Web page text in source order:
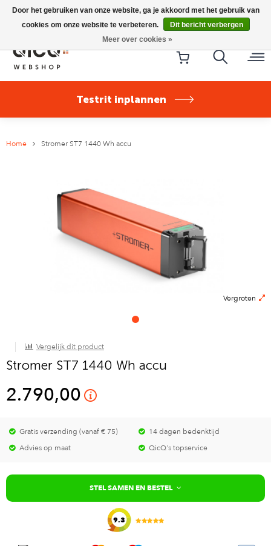
Riese & Müller Nevo5 Silent Core nu direct uit voorraad
leverbaar!
Testrit inplannen
Home Stromer ST7 1440 Wh accu
Vergroten
Vergelijk dit product
Stromer ST7 1440 Wh accu
2.790,00
Gratis verzending (vanaf € 75)
14 dagen bedenktijd
Advies op maat
QicQ's topservice
STEL SAMEN EN BESTEL
9.3
Door het gebruiken van onze website, ga je akkoord met het gebruik van
cookies om onze website te verbeteren.
Dit bericht verbergen
Meer over cookies »